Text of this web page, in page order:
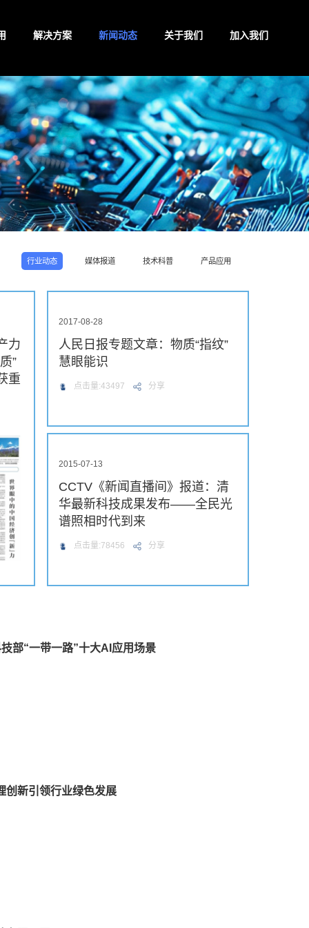
解决方案 新闻动态 关于我们 加入我们
行业动态 媒体报道 技术科普 产品应用
力
”
重
2017-08-28
人民日报专题文章：物质“指纹”
慧眼能识
点击量:43497 分享
2015-07-13
CCTV《新闻直播间》报道：清
华最新科技成果发布——全民光
谱照相时代到来
点击量:78456 分享
部“一带一路”十大AI应用场景
创新引领行业绿色发展